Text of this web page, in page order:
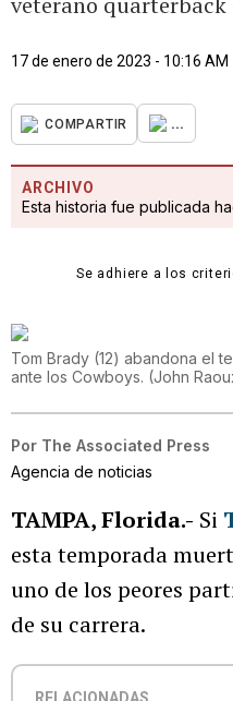
17 de enero de 2023 - 10:16 AM
COMPARTIR ...
ARCHIVO
Esta historia fue publicada
Se adhiere a los
Tom Brady (12) abandona el
ante los Cowboys. (John
Por The Associated Press
Agencia de noticias
TAMPA, Florida.- Si
esta temporada
uno de los peores
de su carrera.